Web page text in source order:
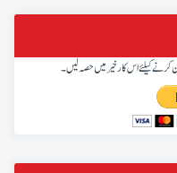
کرنے کیلئے اس کار خیر میں حصہ لیں۔